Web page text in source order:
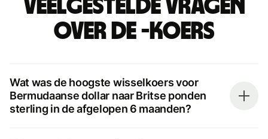
Veelgestelde vragen
over de -koers
Wat was de hoogste wisselkoers voor
Bermudaanse dollar naar Britse ponden
sterling in de afgelopen 6 maanden?